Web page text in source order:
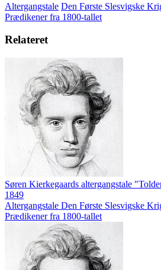
Altergangstale Den Første Slesvigske
Prædikener fra 1800-tallet
Relateret
Søren Kierkegaards altergangstale
1849
Altergangstale Den Første Slesvigske
Prædikener fra 1800-tallet